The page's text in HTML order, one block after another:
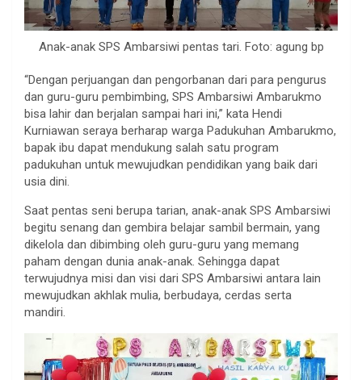
Anak-anak SPS Ambarsiwi pentas tari. Foto: agung bp
“Dengan perjuangan dan pengorbanan dari para pengurus
dan guru-guru pembimbing, SPS Ambarsiwi Ambarukmo
bisa lahir dan berjalan sampai hari ini,” kata Hendi
Kurniawan seraya berharap warga Padukuhan Ambarukmo,
bapak ibu dapat mendukung salah satu program
padukuhan untuk mewujudkan pendidikan yang baik dari
usia dini.
Saat pentas seni berupa tarian, anak-anak SPS Ambarsiwi
begitu senang dan gembira belajar sambil bermain, yang
dikelola dan dibimbing oleh guru-guru yang memang
paham dengan dunia anak-anak. Sehingga dapat
terwujudnya misi dan visi dari SPS Ambarsiwi antara lain
mewujudkan akhlak mulia, berbudaya, cerdas serta
mandiri.